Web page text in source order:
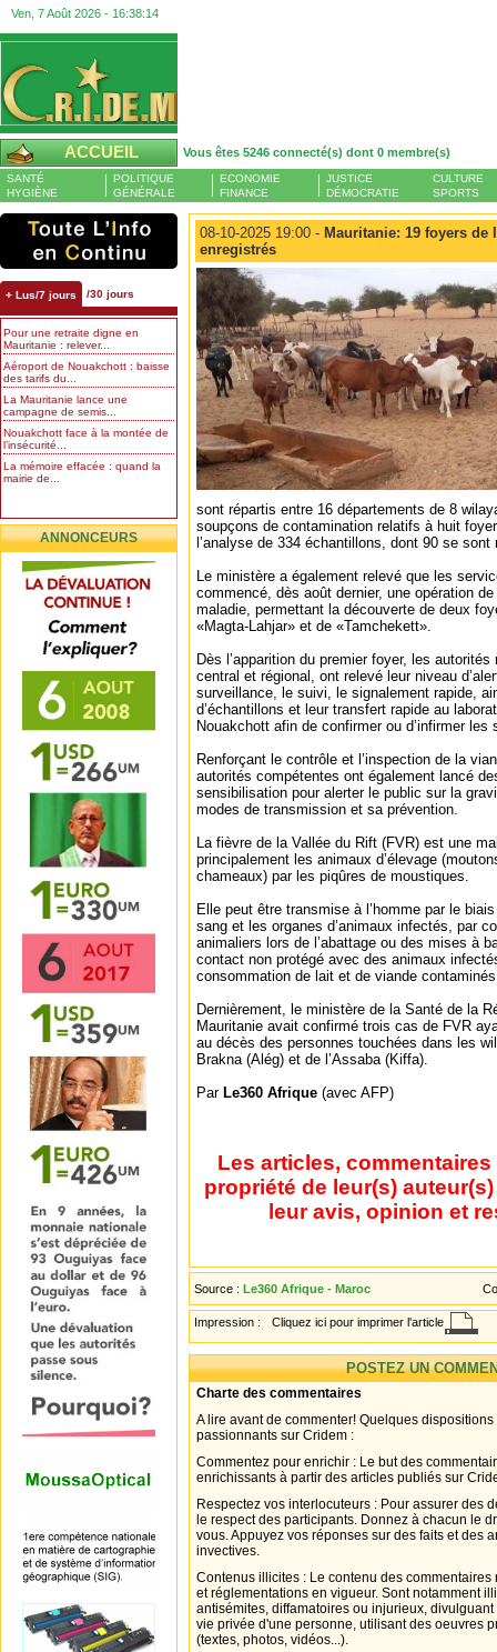
Ven, 7 Août 2026 - 16:38:15
ACCUEIL Vous êtes 5246 connecté(s) dont 0 membre(s)
SANTÉ
HYGIÈNE
POLITIQUE
GÉNÉRALE
ECONOMIE
FINANCE
JUSTICE
DÉMOCRATIE
CULTURE
SPORTS
+ Lus/7 jours /30 jours
Pour une retraite digne en
Mauritanie : relever...
Aéroport de Nouakchott : baisse
des tarifs du...
La Mauritanie lance une
campagne de semis...
Nouakchott face à la montée de
l’insécurité...
La mémoire effacée : quand la
mairie de...
ANNONCEURS
08-10-2025 19:00 - Mauritanie: 19 foyers de
enregistrés
sont répartis entre 16 départements de 8
soupçons de contamination relatifs à huit
l’analyse de 334 échantillons, dont 90 se
Le ministère a également relevé que les
commencé, dès août dernier, une opération
maladie, permettant la découverte de deux
«Magta-Lahjar» et de «Tamchekett».
Dès l’apparition du premier foyer, les
central et régional, ont relevé leur niveau
surveillance, le suivi, le signalement rapide,
d’échantillons et leur transfert rapide au
Nouakchott afin de confirmer ou d’infirmer
Renforçant le contrôle et l’inspection de la
autorités compétentes ont également lancé
sensibilisation pour alerter le public sur la
modes de transmission et sa prévention.
La fièvre de la Vallée du Rift (FVR) est une
principalement les animaux d’élevage
chameaux) par les piqûres de moustiques.
Elle peut être transmise à l’homme par le
sang et les organes d’animaux infectés, par
animaliers lors de l’abattage ou des mises à
contact non protégé avec des animaux
consommation de lait et de viande
Dernièrement, le ministère de la Santé de la
Mauritanie avait confirmé trois cas de FVR
au décès des personnes touchées dans les
Brakna (Alég) et de l’Assaba (Kiffa).
Par Le360 Afrique (avec AFP)
Les articles,
propriété de leur(s)
leur avis, opinion et
Source : Le360 Afrique - Maroc
Impression : Cliquez ici pour imprimer l'article
POSTEZ UN
Charte des commentaires
A lire avant de commenter! Quelques
passionnants sur Cridem :
Commentez pour enrichir : Le but des
enrichissants à partir des articles publiés sur
Respectez vos interlocuteurs : Pour assurer des
le respect des participants. Donnez à chacun le
vous. Appuyez vos réponses sur des faits et des
invectives.
Contenus illicites : Le contenu des
et réglementations en vigueur. Sont notamment
antisémites, diffamatoires ou injurieux,
vie privée d'une personne, utilisant des oeuvres
(textes, photos, vidéos...).